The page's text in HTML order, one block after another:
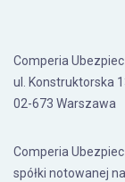
Comperia
ul. Konstruktorska
02-673 Warszawa
Comperia
spółki notowanej